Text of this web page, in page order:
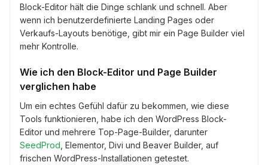
Block-Editor hält die Dinge schlank und schnell. Aber
wenn ich benutzerdefinierte Landing Pages oder
Verkaufs-Layouts benötige, gibt mir ein Page Builder viel
mehr Kontrolle.
Wie ich den Block-Editor und Page Builder
verglichen habe
Um ein echtes Gefühl dafür zu bekommen, wie diese
Tools funktionieren, habe ich den WordPress Block-
Editor und mehrere Top-Page-Builder, darunter
SeedProd , Elementor, Divi und Beaver Builder, auf
frischen WordPress-Installationen getestet.